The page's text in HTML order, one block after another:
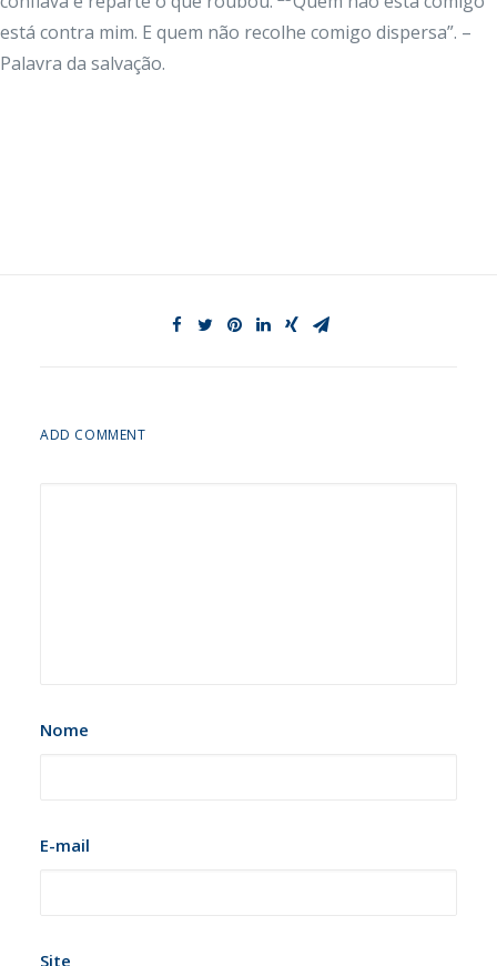
está contra mim. E quem não recolhe comigo dispersa”. –
Palavra da salvação.
ADD COMMENT
Nome
E-mail
Site